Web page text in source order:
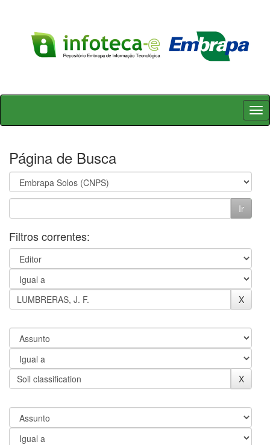
Skip
Página de Busca
Filtros correntes: